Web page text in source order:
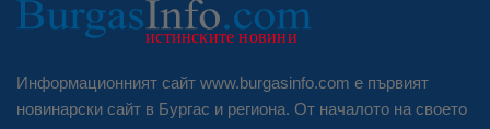
Информационният сайт www.burgasinfo.com е първият
новинарски сайт в Бургас и региона. От началото на своето